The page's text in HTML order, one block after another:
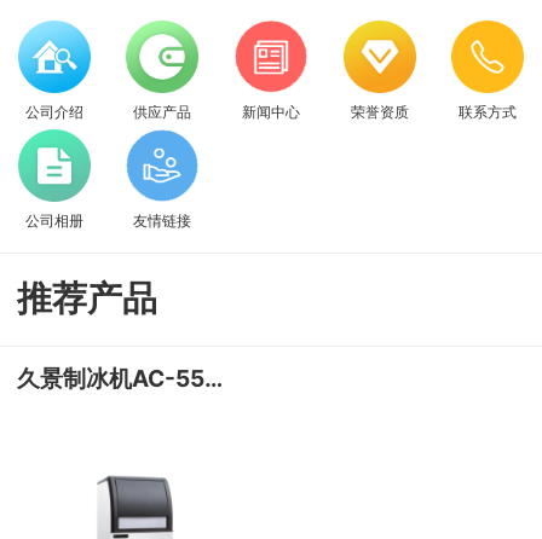
绍
产
闻
心
荣
资
联
系 公
册
链
公司介绍 供应产品 新闻中心 荣誉资质 联系方式
公司相册 友情链接
推荐产品
久景制冰机AC-55大方冰